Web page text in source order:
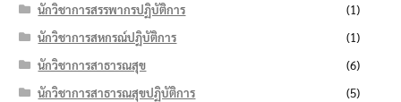
นักวิชาการสรรพากรปฏิบัติการ
(1)
นักวิชาการสหกรณ์ปฏิบัติการ
(1)
นักวิชาการสาธารณสุข
(6)
นักวิชาการสาธารณสุขปฏิบัติการ
(5)